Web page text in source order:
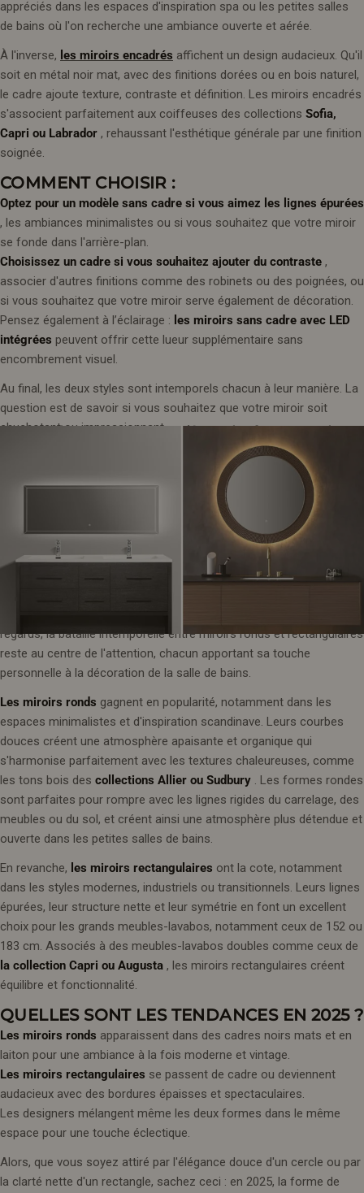
appréciés dans les espaces d'inspiration spa ou les petites salles
de bains où l'on recherche une ambiance ouverte et aérée.
À l'inverse, les miroirs encadrés affichent un design audacieux. Qu'il
soit en métal noir mat, avec des finitions dorées ou en bois naturel,
le cadre ajoute texture, contraste et définition. Les miroirs encadrés
s'associent parfaitement aux coiffeuses des collections Sofia,
Capri ou Labrador , rehaussant l'esthétique générale par une finition
soignée.
COMMENT CHOISIR :
Optez pour un modèle sans cadre si vous aimez les lignes épurées
, les ambiances minimalistes ou si vous souhaitez que votre miroir
se fonde dans l'arrière-plan.
Choisissez un cadre si vous souhaitez ajouter du contraste ,
associer d'autres finitions comme des robinets ou des poignées, ou
si vous souhaitez que votre miroir serve également de décoration.
Pensez également à l’éclairage : les miroirs sans cadre avec LED
intégrées peuvent offrir cette lueur supplémentaire sans
encombrement visuel.
Au final, les deux styles sont intemporels chacun à leur manière. La
question est de savoir si vous souhaitez que votre miroir soit
chuchotant ou impressionnant.
3. Tendances en matière de formes de
miroirs : miroirs ronds ou rectangulaires
regards, la bataille intemporelle entre miroirs ronds et rectangulaires
reste au centre de l'attention, chacun apportant sa touche
personnelle à la décoration de la salle de bains.
Les miroirs ronds gagnent en popularité, notamment dans les
espaces minimalistes et d'inspiration scandinave. Leurs courbes
douces créent une atmosphère apaisante et organique qui
s'harmonise parfaitement avec les textures chaleureuses, comme
les tons bois des collections Allier ou Sudbury . Les formes rondes
sont parfaites pour rompre avec les lignes rigides du carrelage, des
meubles ou du sol, et créent ainsi une atmosphère plus détendue et
ouverte dans les petites salles de bains.
En revanche, les miroirs rectangulaires ont la cote, notamment
dans les styles modernes, industriels ou transitionnels. Leurs lignes
épurées, leur structure nette et leur symétrie en font un excellent
choix pour les grands meubles-lavabos, notamment ceux de 152 ou
183 cm. Associés à des meubles-lavabos doubles comme ceux de
la collection Capri ou Augusta , les miroirs rectangulaires créent
équilibre et fonctionnalité.
QUELLES SONT LES TENDANCES EN 2025 ?
Les miroirs ronds apparaissent dans des cadres noirs mats et en
laiton pour une ambiance à la fois moderne et vintage.
Les miroirs rectangulaires se passent de cadre ou deviennent
audacieux avec des bordures épaisses et spectaculaires.
Les designers mélangent même les deux formes dans le même
espace pour une touche éclectique.
Alors, que vous soyez attiré par l'élégance douce d'un cercle ou par
la clarté nette d'un rectangle, sachez ceci : en 2025, la forme de